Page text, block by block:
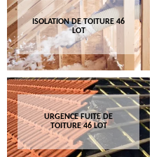
ISOLATION DE TOITURE 46
LOT
URGENCE FUITE DE
TOITURE 46 LOT